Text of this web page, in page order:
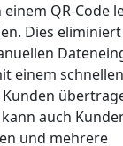
QR-Code
Dies
einem
auch
und mehrere